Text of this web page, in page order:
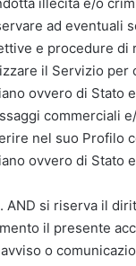
ad eventuali
e procedure di
il Servizio per
ovvero di Stato
commerciali
nel suo Profilo
ovvero di Stato
AND si riserva il
il presente
o